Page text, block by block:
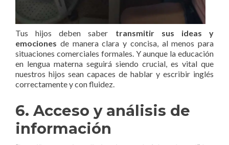
Tus hijos deben saber transmitir sus ideas y
emociones de manera clara y concisa, al menos para
situaciones comerciales formales. Y aunque la educación
en lengua materna seguirá siendo crucial, es vital que
nuestros hijos sean capaces de hablar y escribir inglés
correctamente y con fluidez.
6. Acceso y análisis de
información